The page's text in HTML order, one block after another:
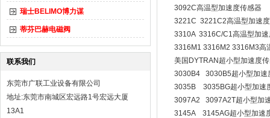
瑞士BELIMO博力谋
蒂芬巴赫电磁阀
联系我们
东莞市广联工业设备有限公司
地址:东莞市南城区宏远路1号宏远大厦
13A1
3092C高温型加速度传感器
3221C 3221C2高温型加速
3310A 3316C/C1高温型加速
3316M1 3316M2 3316M3高
美国DYTRAN超小型加速度
3030B4 3030B5超小型加速
3035B 3035BG超小型加速
3097A2 3097A2T超小型加
3145A 3145AG超小型加速